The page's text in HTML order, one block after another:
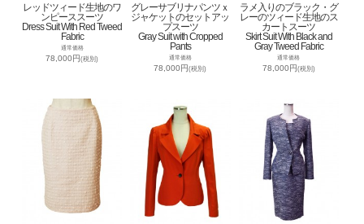
レッドツィード生地のワ
ンピーススーツ
Dress Suit With Red Tweed
Fabric
通常価格
78,000円(税別)
グレーサブリナパンツｘ
ジャケットのセットアッ
プスーツ
Gray Suit with Cropped
Pants
通常価格
78,000円(税別)
ラメ入りのブラック・グ
レーのツィード生地のス
カートスーツ
Skirt Suit With Black and
Gray Tweed Fabric
通常価格
78,000円(税別)